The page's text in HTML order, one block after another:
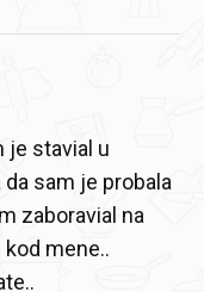
je stavial u
sam je probala
zaboravial na
kod mene..